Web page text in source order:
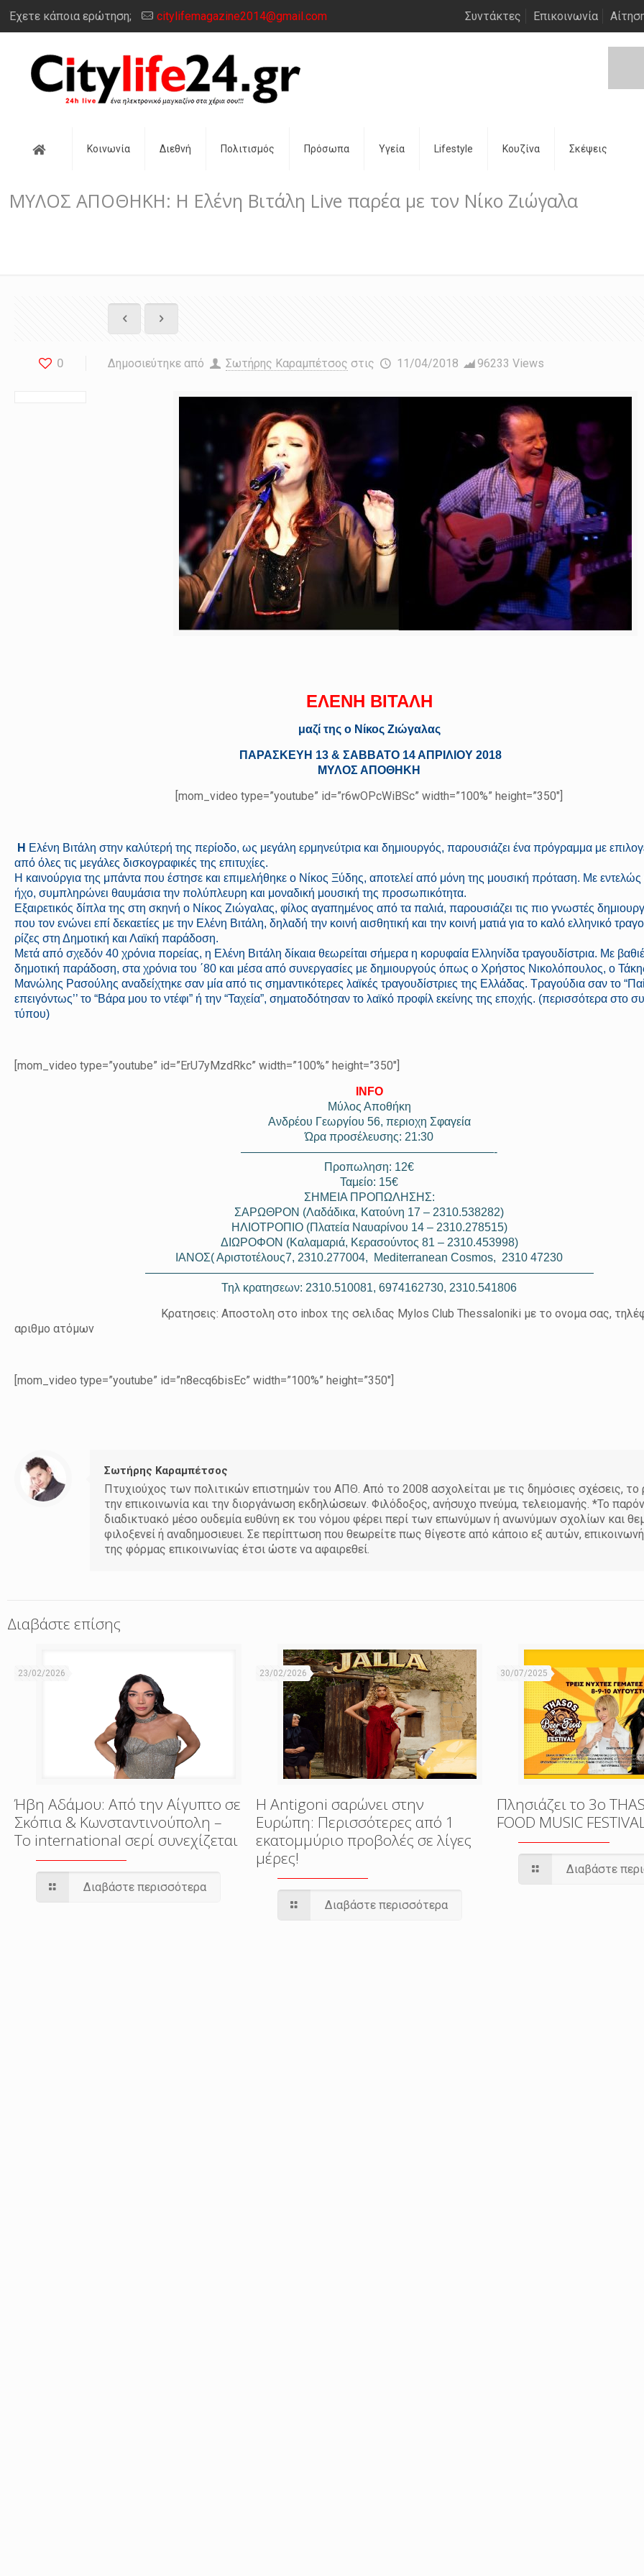
Έχετε κάποια ερώτηση; citylifemagazine2014@gmail.com Συντάκτες Επικοινωνία
Αρχική Κοινωνία Διεθνή Πολιτισμός Πρόσωπα Υγεία Lifestyle Κουζίνα Σκέψεις
ΜΥΛΟΣ ΑΠΟΘΗΚΗ: Η Ελένη Βιτάλη Live παρέα με τον Νίκο Ζιώγαλα
0 Δημοσιεύτηκε από Σωτήρης Καραμπέτσος στις 11/04/2018 96233 Views
EΛΕΝΗ ΒΙΤΑΛΗ
μαζί της ο Νίκος Ζιώγαλας
ΠΑΡΑΣΚΕΥΗ 13 & ΣΑΒΒΑΤΟ 14 ΑΠΡΙΛΙΟΥ 2018
ΜΥΛΟΣ ΑΠΟΘΗΚΗ
[mom_video type=”youtube” id=”r6wOPcWiBSc” width=”100%” height=”350″]
Η Ελένη Βιτάλη στην καλύτερή της περίοδο, ως μεγάλη ερμηνεύτρια και δημιουργός, παρουσιάζει ένα πρόγραμμα με
από όλες τις μεγάλες δισκογραφικές της επιτυχίες.
Η καινούργια της μπάντα που έστησε και επιμελήθηκε ο Νίκος Ξύδης, αποτελεί από μόνη της μουσική πρόταση. Με εντελώς
ήχο, συμπληρώνει θαυμάσια την πολύπλευρη και μοναδική μουσική της προσωπικότητα.
Εξαιρετικός δίπλα της στη σκηνή ο Νίκος Ζιώγαλας, φίλος αγαπημένος από τα παλιά, παρουσιάζει τις πιο γνωστές
που τον ενώνει επί δεκαετίες με την Ελένη Βιτάλη, δηλαδή την κοινή αισθητική και την κοινή ματιά για το καλό ελληνικό
ρίζες στη Δημοτική και Λαϊκή παράδοση.
Μετά από σχεδόν 40 χρόνια πορείας, η Ελένη Βιτάλη δίκαια θεωρείται σήμερα η κορυφαία Ελληνίδα τραγουδίστρια. Με
δημοτική παράδοση, στα χρόνια του ΄80 και μέσα από συνεργασίες με δημιουργούς όπως ο Χρήστος Νικολόπουλος, ο
Μανώλης Ρασούλης αναδείχτηκε σαν μία από τις σημαντικότερες λαϊκές τραγουδίστριες της Ελλάδας. Τραγούδια σαν το
επειγόντως’’ το “Βάρα μου το ντέφι” ή την “Ταχεία”, σηματοδότησαν το λαϊκό προφίλ εκείνης της εποχής. (περισσότερα στο
τύπου)
[mom_video type=”youtube” id=”ErU7yMzdRkc” width=”100%” height=”350″]
INFO
Μύλος Αποθήκη
Ανδρέου Γεωργίου 56, περιοχη Σφαγεία
Ώρα προσέλευσης: 21:30
——————————————————————-
Προπωληση: 12€
Ταμείο: 15€
ΣΗΜΕΙΑ ΠΡΟΠΩΛΗΣΗΣ:
ΣΑΡΩΘΡΟΝ (Λαδάδικα, Κατούνη 17 – 2310.538282)
ΗΛΙΟΤΡΟΠΙΟ (Πλατεία Ναυαρίνου 14 – 2310.278515)
ΔΙΩΡΟΦΟΝ (Kαλαμαριά, Κερασούντος 81 – 2310.453998)
IANOΣ( Αριστοτέλους7, 2310.277004, Mediterranean Cosmos, 2310 47230
———————————————————————————————————————
Τηλ κρατησεων: 2310.510081, 6974162730, 2310.541806
Κρατησεις: Αποστολη στο inbox της σελιδας Mylos Club Thessaloniki με το ονομα σας,
αριθμο ατόμων
[mom_video type=”youtube” id=”n8ecq6bisEc” width=”100%” height=”350″]
Σωτήρης Καραμπέτσος
Πτυχιούχος των πολιτικών επιστημών του ΑΠΘ. Από το 2008 ασχολείται με τις δημόσιες σχέσεις, το
την επικοινωνία και την διοργάνωση εκδηλώσεων. Φιλόδοξος, ανήσυχο πνεύμα, τελειομανής. *Το παρόν
διαδικτυακό μέσο ουδεμία ευθύνη εκ του νόμου φέρει περί των επωνύμων ή ανωνύμων σχολίων και
φιλοξενεί ή αναδημοσιευει. Σε περίπτωση που θεωρείτε πως θίγεστε από κάποιο εξ αυτών,
της φόρμας επικοινωνίας έτσι ώστε να αφαιρεθεί.
Διαβάστε επίσης
23/02/2026
Ήβη Αδάμου: Από την Αίγυπτο σε
Σκόπια & Κωνσταντινούπολη –
Το international σερί συνεχίζεται
Διαβάστε περισσότερα
23/02/2026
Η Antigoni σαρώνει στην
Ευρώπη: Περισσότερες από 1
εκατομμύριο προβολές σε λίγες
μέρες!
Διαβάστε περισσότερα
30/07/2025
Πλησιάζει το 3o
FOOD MUSIC
Διαβάστε